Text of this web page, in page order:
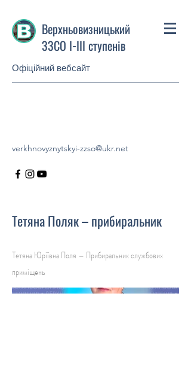
Верхньовизницький
ЗЗСО І-ІІІ ступенів
Офіційний вебсайт
verkhnovyznytskyi-zzso@ukr.net
Тетяна Поляк – прибиральник
Тетяна Юріївна Поля – Прибиральник службових
приміщень